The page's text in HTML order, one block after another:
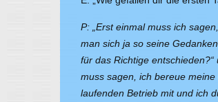
P: „Erst einmal muss ich
man sich ja so seine
für das Richtige
muss sagen, ich bereue
laufenden Betrieb mit und ich